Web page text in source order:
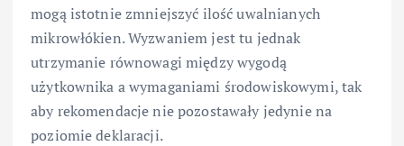
mogą istotnie zmniejszyć ilość uwalnianych
mikrowłókien. Wyzwaniem jest tu jednak
utrzymanie równowagi między wygodą
użytkownika a wymaganiami środowiskowymi, tak
aby rekomendacje nie pozostawały jedynie na
poziomie deklaracji.